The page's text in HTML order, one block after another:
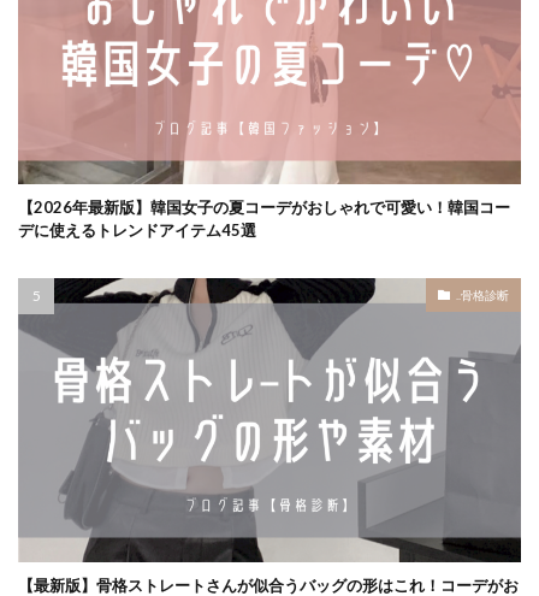
【2026年最新版】韓国女子の夏コーデがおしゃれで可愛い！韓国コー
デに使えるトレンドアイテム45選
..骨格診断
【最新版】骨格ストレートさんが似合うバッグの形はこれ！コーデがお